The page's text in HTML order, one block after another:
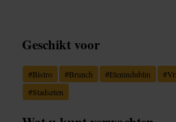
Geschikt voor
#Bistro #Brunch #Etenindublin #
#Stadseten